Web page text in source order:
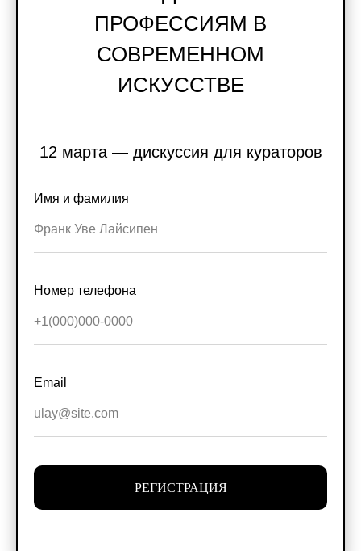
ПРОФЕССИЯМ В
СОВРЕМЕННОМ
ИСКУССТВЕ
12 марта — дискуссия для кураторов
Имя и фамилия
Номер телефона
Email
РЕГИСТРАЦИЯ
Выставки и события
ул. Нижняя Сыромятническая, д. 10, стр. 3
Положение о конкурсе